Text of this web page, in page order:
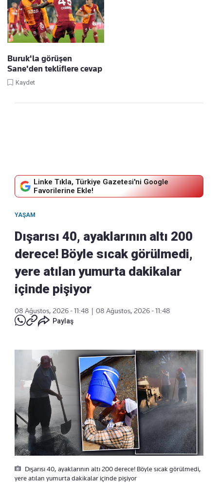
Buruk'la görüşen
Sane'den tekliflere cevap
Kaydet
Linke Tıkla, Türkiye Gazetesi'ni Google
Favorilerine Ekle!
YAŞAM
Dışarısı 40, ayaklarının altı 200
derece! Böyle sıcak görülmedi,
yere atılan yumurta dakikalar
içinde pişiyor
08 Ağustos, 2026 - 11:48
08 Ağustos, 2026 - 11:48
Paylaş
Dışarısı 40, ayaklarının altı 200 derece! Böyle sıcak görülmedi,
yere atılan yumurta dakikalar içinde pişiyor